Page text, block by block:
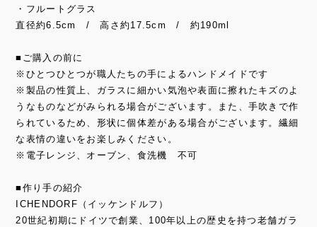
・フルートグラス
直径約6.5cm / 高さ約17.5cm / 約190ml
■ご購入の前に
※ひとつひとつが職人たちの手によるハンドメイドです
※製品の性質上、ガラスに細かい気泡や表面に擦れたキズのよ
うなものなどがみられる場合がございます。また、手吹きで作
られているため、形状に個体差がある場合がございます。繊細
な表情の違いをお楽しみください。
※電子レンジ、オーブン、食洗機 不可
■作り手の紹介
ICHENDORF（イッケンドルフ）
20世紀初期にドイツで創業、100年以上の歴史を持つ老舗ガラ